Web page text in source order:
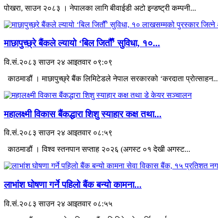
पोखरा, साउन २०८३ । नेपालका लागि बीवाईडी अटो इन्डष्ट्री कम्पनी...
माछापुच्छ्रे बैंकले ल्यायो ‘बिल जितौँ’ सुविधा, १०...
वि.सं.२०८३ साउन २४ आइतवार ०९:०९
काठमाडौं । माछापुच्छ्रे बैंक लिमिटेडले नेपाल सरकारको ‘करदाता
महालक्ष्मी विकास बैंकद्धारा शिशु स्याहार कक्ष तथा...
वि.सं.२०८३ साउन २४ आइतवार ०८:५९
काठमाडौं । विश्व स्तनपान सप्ताह २०२६ (अगस्ट ०१ देखी अगस्ट...
लाभांश घोषणा गर्ने पहिलो बैंक बन्यो कामना...
वि.सं.२०८३ साउन २४ आइतवार ०८:५५